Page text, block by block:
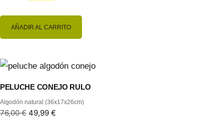
AÑADIR AL CARRITO
PELUCHE CONEJO RULO
Algodón natural (36x17x26cm)
76,00€ 49,99 €